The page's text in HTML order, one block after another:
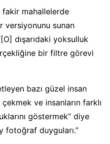
fakir mahallelerde
versiyonunu sunan
dışarıdaki yoksulluk
bir filtre görevi
bazı güzel insan
ve insanların farklı
göstermek” diye
fotoğraf duyguları.”